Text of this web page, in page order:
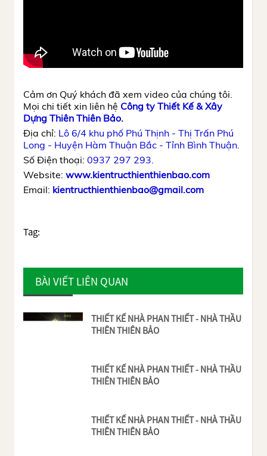
Cảm ơn Quý khách đã xem video của chúng tôi.
Mọi chi tiết xin liên hệ Công ty Thiết Kế & Xây
Dựng Thiên Thiên Bảo.
Địa chỉ: Lô 6/4 khu phố Phú Thịnh - Thị Trấn Phú
Long - Huyện Hàm Thuận Bắc - Tỉnh Bình Thuận.
Số Điện thoại: 0937 297 293.
Website: www.kientructhienthienbao.com
Email: kientructhienthienbao@gmail.com
Tag:
BÀI VIẾT LIÊN QUAN
THIẾT KẾ NHÀ PHAN THIẾT - NHÀ THẦU
THIÊN THIÊN BẢO
THIẾT KẾ NHÀ PHAN THIẾT - NHÀ THẦU
THIÊN THIÊN BẢO
THIẾT KẾ NHÀ PHAN THIẾT - NHÀ THẦU
THIÊN THIÊN BẢO